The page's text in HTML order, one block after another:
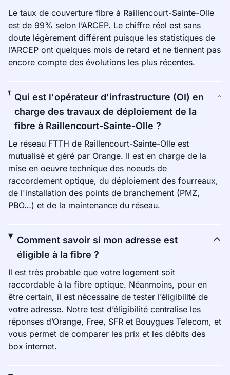
Le taux de couverture fibre à Raillencourt-Sainte-Olle
est de 99% selon l’ARCEP. Le chiffre réel est sans
doute légèrement différent puisque les statistiques de
l’ARCEP ont quelques mois de retard et ne tiennent pas
encore compte des évolutions les plus récentes.
Qui est l'opérateur d'infrastructure (OI) en
charge des travaux de déploiement de la
fibre à Raillencourt-Sainte-Olle ?
Le réseau FTTH de Raillencourt-Sainte-Olle est
mutualisé et géré par Orange. Il est en charge de la
mise en oeuvre technique des noeuds de
raccordement optique, du déploiement des fourreaux,
de l'installation des points de branchement (PMZ,
PBO…) et de la maintenance du réseau.
Comment savoir si mon adresse est
éligible à la fibre ?
Il est très probable que votre logement soit
raccordable à la fibre optique. Néanmoins, pour en
être certain, il est nécessaire de tester l’éligibilité de
votre adresse. Notre test d’éligibilité centralise les
réponses d’Orange, Free, SFR et Bouygues Telecom, et
vous permet de comparer les prix et les débits des
box internet.